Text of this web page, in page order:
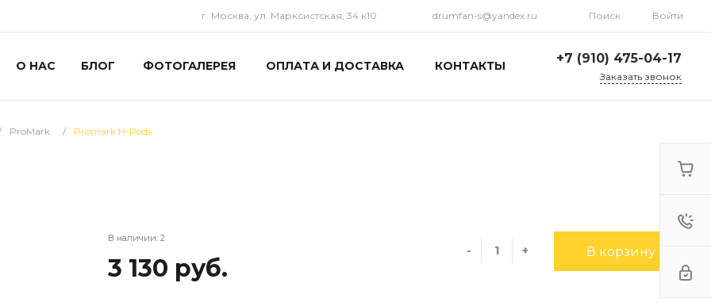
г. Москва, ул. Марксистская, 34 к10 drumfan-s@yandex.ru Поиск Войти
О НАС БЛОГ ФОТОГАЛЕРЕЯ ОПЛАТА И ДОСТАВКА КОНТАКТЫ
+7 (910) 475-04-17
г. Москва, 2-й
По предварительному
Заказать звонок
ProMark / Promark H-Rods
В наличии: 2
3 130 руб.
- + В корзину